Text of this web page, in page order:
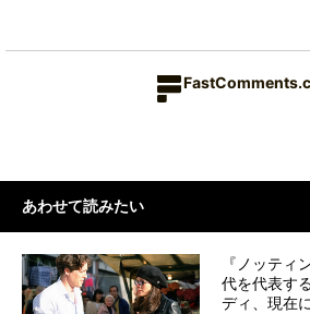
あわせて読みたい
『ノッティ
代を代表す
ディ、現在